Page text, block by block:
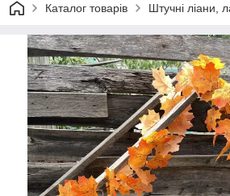
Каталог товарів Штучні ліани,